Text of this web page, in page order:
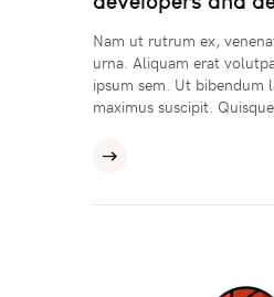
Nam ut rutrum ex,
urna. Aliquam erat
ipsum sem. Ut bibendum
maximus suscipit. Quisque